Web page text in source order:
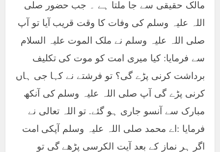
مالک حقیقی سے جا ملتا ہے ۔ جب حضور صلی
اللہ علیہ وسلم کی وفات کا وقت قریب آیا تو آپ
صلی اللہ علیہ وسلم نے ملک الموت علیہ السلام
سے فرمایا: کیا میری امت کو موت کی تکلیف
برداشت کرنی پڑے گی؟ تو فرشتے نے کہا جی ہاں
کرنی پڑے گی آپ صلی اللہ علیہ وسلم کی آنکھ
مبارک سے آنسو جاری ہو گئے. تو اللہ تعالی نے
فرمایا :اے محمد صلی اللہ علیہ وسلم آپکی امت
اگر ہر نماز کے بعد آیت الکرسی پڑھے گی تو